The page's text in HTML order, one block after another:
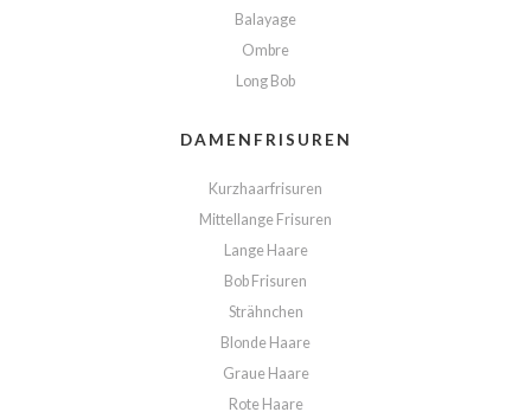
Balayage
Ombre
Long Bob
DAMENFRISUREN
Kurzhaarfrisuren
Mittellange Frisuren
Lange Haare
Bob Frisuren
Strähnchen
Blonde Haare
Graue Haare
Rote Haare